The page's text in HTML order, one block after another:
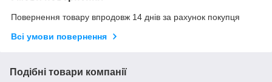
Повернення товару впродовж 14 днів за рахунок покупця
Всі умови повернення
Подібні товари компанії